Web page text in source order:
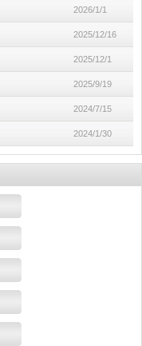
2026/1/1
2025/12/16
2025/12/1
2025/9/19
2024/7/15
2024/1/30